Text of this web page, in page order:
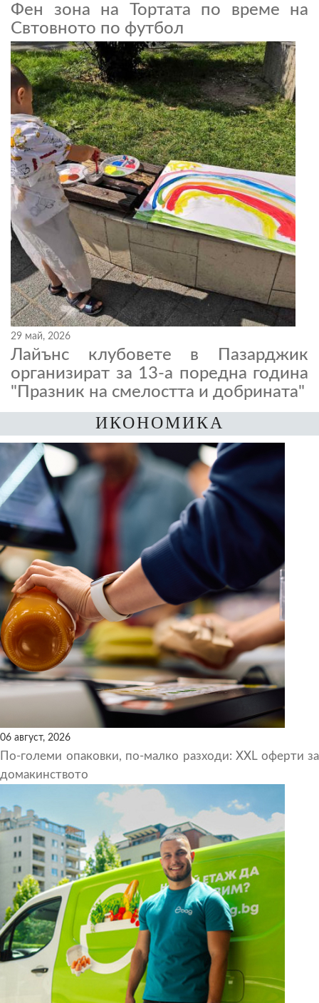
Фен зона на Тортата по време на
Свтовното по футбол
29 май, 2026
Лайънс клубовете в Пазарджик
организират за 13-а поредна година
"Празник на смелостта и добрината"
ИКОНОМИКА
06 август, 2026
По-големи опаковки, по-малко разходи: XXL оферти за
домакинството